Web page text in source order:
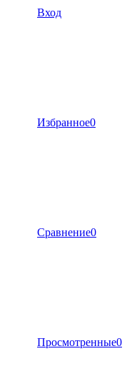
Вход
Избранное0
Сравнение0
Просмотренные0